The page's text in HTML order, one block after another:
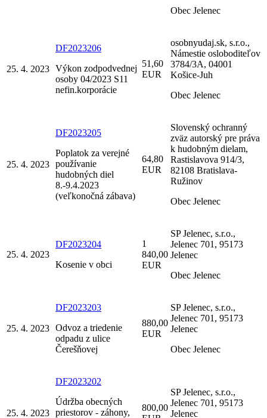
Obec Jelenec
25. 4. 2023
DF2023206
Výkon zodpodvednej
osoby 04/2023 S11
nefin.korporácie
51,60
EUR
osobnyudaj.sk, s.r.o.,
Námestie osloboditeľov
3784/3A, 04001
Košice-Juh
Obec Jelenec
25. 4. 2023
DF2023205
Poplatok za verejné
používanie
hudobných diel
8.-9.4.2023
(veľkonočná zábava)
64,80
EUR
Slovenský ochranný
zväz autorský pre práva
k hudobným dielam,
Rastislavova 914/3,
82108 Bratislava-
Ružinov
Obec Jelenec
25. 4. 2023
DF2023204
Kosenie v obci
1
840,00
EUR
SP Jelenec, s.r.o.,
Jelenec 701, 95173
Jelenec
Obec Jelenec
25. 4. 2023
DF2023203
Odvoz a triedenie
odpadu z ulice
Čerešňovej
880,00
EUR
SP Jelenec, s.r.o.,
Jelenec 701, 95173
Jelenec
Obec Jelenec
25. 4. 2023
DF2023202
Údržba obecných
priestorov - záhony,
800,00
SP Jelenec, s.r.o.,
Jelenec 701, 95173
Jelenec